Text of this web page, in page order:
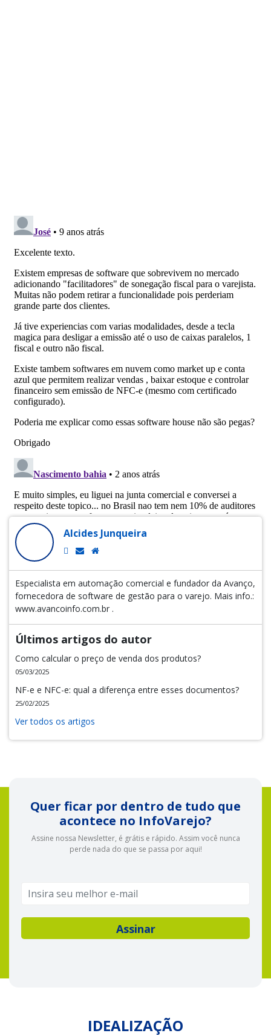
Alcides Junqueira
Especialista em automação comercial e fundador da Avanço,
fornecedora de software de gestão para o varejo. Mais info.:
www.avancoinfo.com.br .
Últimos artigos do autor
Como calcular o preço de venda dos produtos?
05/03/2025
NF-e e NFC-e: qual a diferença entre esses documentos?
25/02/2025
Ver todos os artigos
Quer ficar por dentro de tudo que
acontece no InfoVarejo?
Assine nossa Newsletter, é grátis e rápido. Assim você nunca
perde nada do que se passa por aqui!
IDEALIZAÇÃO